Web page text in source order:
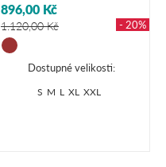
896,00 Kč
1.120,00 Kč - 20%
Dostupné velikosti:
S M L XL XXL